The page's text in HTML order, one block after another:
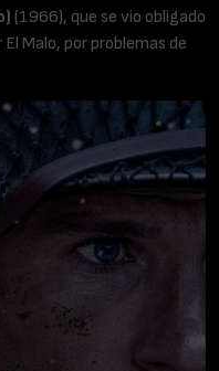
(1966), que se vio obligado
Malo, por problemas de